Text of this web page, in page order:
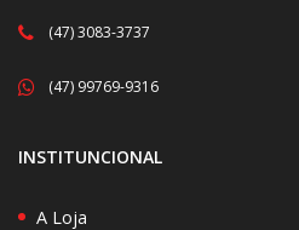
(47) 3083-3737
(47) 99769-9316
INSTITUNCIONAL
A Loja